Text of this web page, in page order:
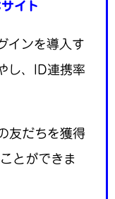
イト
インを導入す
し、ID連携率
友だちを獲得
とができま